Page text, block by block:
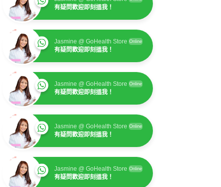
有疑問歡迎即刻搵我！
Jasmine @ GoHealth Store Online
有疑問歡迎即刻搵我！
Jasmine @ GoHealth Store Online
有疑問歡迎即刻搵我！
Jasmine @ GoHealth Store Online
有疑問歡迎即刻搵我！
Jasmine @ GoHealth Store Online
有疑問歡迎即刻搵我！